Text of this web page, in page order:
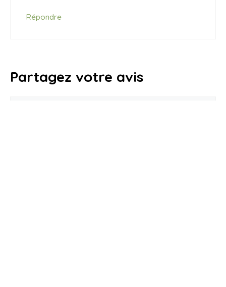
Répondre
Partagez votre avis